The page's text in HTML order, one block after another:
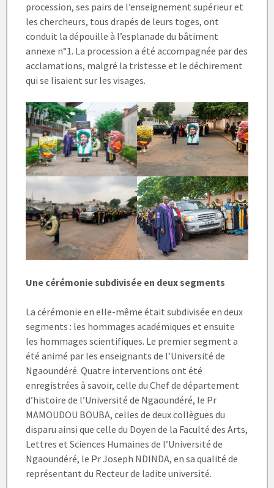
procession, ses pairs de l’enseignement supérieur et
les chercheurs, tous drapés de leurs toges, ont
conduit la dépouille à l’esplanade du bâtiment
annexe n°1. La procession a été accompagnée par des
acclamations, malgré la tristesse et le déchirement
qui se lisaient sur les visages.
Une cérémonie subdivisée en deux segments
La cérémonie en elle-même était subdivisée en deux
segments : les hommages académiques et ensuite
les hommages scientifiques. Le premier segment a
été animé par les enseignants de l’Université de
Ngaoundéré. Quatre interventions ont été
enregistrées à savoir, celle du Chef de département
d’histoire de l’Université de Ngaoundéré, le Pr
MAMOUDOU BOUBA, celles de deux collègues du
disparu ainsi que celle du Doyen de la Faculté des Arts,
Lettres et Sciences Humaines de l’Université de
Ngaoundéré, le Pr Joseph NDINDA, en sa qualité de
représentant du Recteur de ladite université.